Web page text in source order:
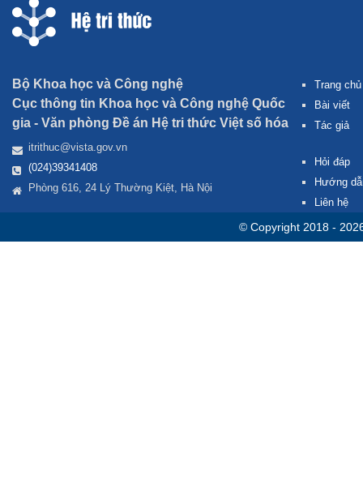
Bộ Khoa học và Công nghệ
Cục thông tin Khoa học và Công nghệ Quốc
gia - Văn phòng Đề án Hệ tri thức Việt số hóa
itrithuc@vista.gov.vn
(024)39341408
Phòng 616, 24 Lý Thường Kiệt, Hà Nội
Trang chủ
Bài viết
Tác giả
Hỏi đáp
Hướng
Liên hệ
© Copyright 2018 -